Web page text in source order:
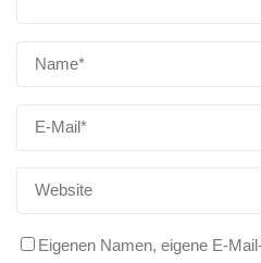
Eigenen Namen, eigene E-